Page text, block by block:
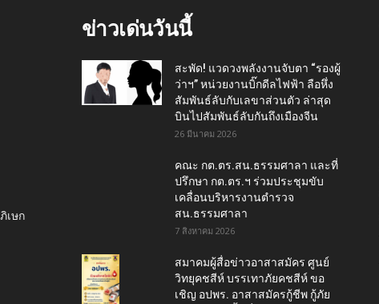
เษก
ข่าวเด่นวันนี้
สะพัด! แวดวงพลังงานจับตา “รองผู้
ว่าฯ” หน่วยงานบิ๊กดีลไฟฟ้า ลือหึ่ง
สัมพันธ์ลับกับเลขาส่วนตัว ล่าสุด
บินไปสัมพันธ์ลับกันถึงเมืองจีน
26 มีนาคม 2026
คณะ กต.ตร.สน.ธรรมศาลา และที่
ปรึกษา กต.ตร.ฯ ร่วมประชุมขับ
เคลื่อนบริหารงานตำรวจ
สน.ธรรมศาลา
7 สิงหาคม 2026
สมาคมผู้สื่อข่าวอาสาสมัคร ศูนย์
วิทยุคชสีห์ บรรเทาภัยคชสีห์ ขอ
เชิญ อปพร. อาสาสมัครกู้ชีพ กู้ภัย